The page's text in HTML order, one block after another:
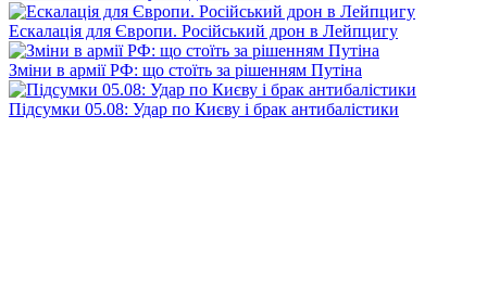
Ескалація для Європи. Російський дрон в Лейпцигу
Зміни в армії РФ: що стоїть за рішенням Путіна
Підсумки 05.08: Удар по Києву і брак антибалістики